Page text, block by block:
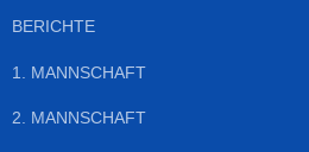
BERICHTE
1. MANNSCHAFT
2. MANNSCHAFT